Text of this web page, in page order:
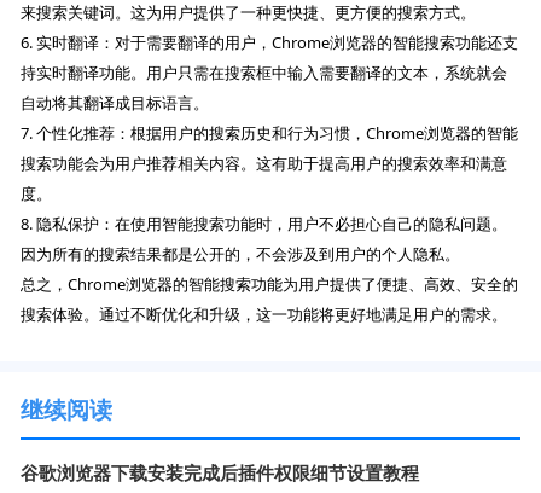
来搜索关键词。这为用户提供了一种更快捷、更方便的搜索方式。
6. 实时翻译：对于需要翻译的用户，Chrome浏览器的智能搜索功能还支
持实时翻译功能。用户只需在搜索框中输入需要翻译的文本，系统就会
自动将其翻译成目标语言。
7. 个性化推荐：根据用户的搜索历史和行为习惯，Chrome浏览器的智能
搜索功能会为用户推荐相关内容。这有助于提高用户的搜索效率和满意
度。
8. 隐私保护：在使用智能搜索功能时，用户不必担心自己的隐私问题。
因为所有的搜索结果都是公开的，不会涉及到用户的个人隐私。
总之，Chrome浏览器的智能搜索功能为用户提供了便捷、高效、安全的
搜索体验。通过不断优化和升级，这一功能将更好地满足用户的需求。
继续阅读
谷歌浏览器下载安装完成后插件权限细节设置教程